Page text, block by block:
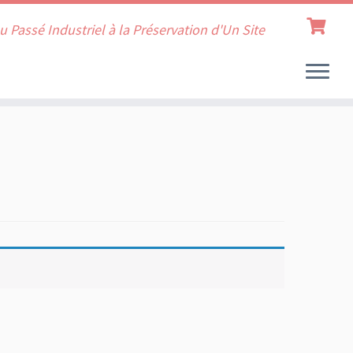
Passé Industriel à la Préservation d'Un Site